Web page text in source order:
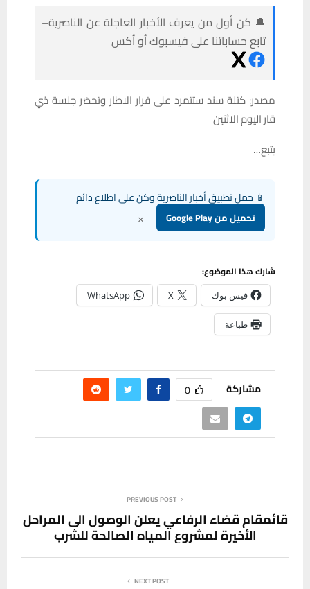
🔔 كن أول من يعرف الأخبار العاجلة عن الناصرية–
تابع حساباتنا على فيسبوك أو أكس
مصدر: كتلة سند ستتمرد على قرار الاطار وتحضر جلسة ذي
قار اليوم الاثنين
يتبع…
📱 حمل تطبيق أخبار الناصرية وكن على اطلاع دائم
تحميل من Google Play ×
شارك هذا الموضوع:
فيس بوك X
WhatsApp
طباعة
مشاركة 0
PREVIOUS POST
قائمقام قضاء الرفاعي يعلن الوصول الى المراحل
الأخيرة لمشروع المياه الصالحة للشرب
NEXT POST